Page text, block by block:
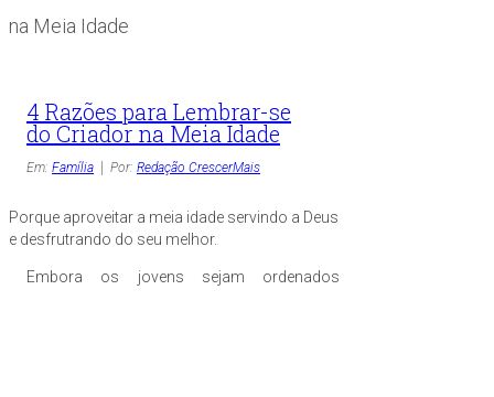
na Meia Idade
4 Razões para Lembrar-se
do Criador na Meia Idade
Em: Família Por: Redação CrescerMais
Porque aproveitar a meia idade servindo a Deus
e desfrutrando do seu melhor.
Embora os jovens sejam ordenados